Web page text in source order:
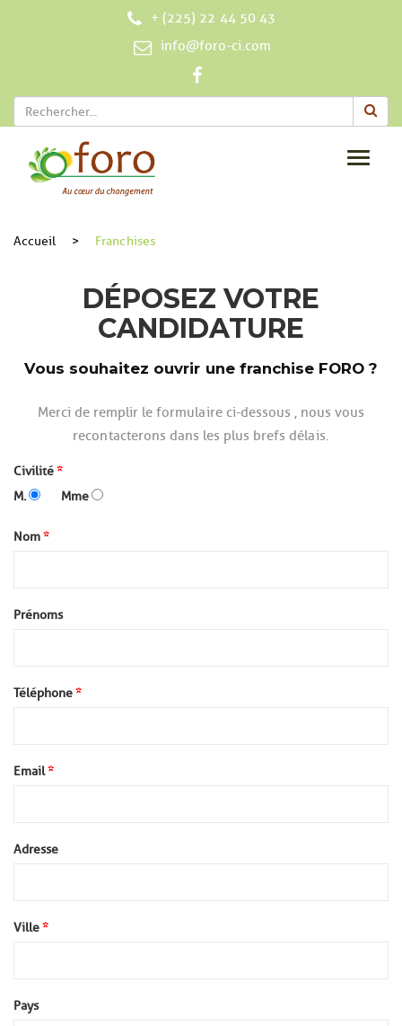
+ (225) 22 44 50 43
info@foro-ci.com
Toggle
Accueil > Franchises
DÉPOSEZ VOTRE
CANDIDATURE
Vous souhaitez ouvrir une franchise FORO ?
Merci de remplir le formulaire ci-dessous , nous vous
recontacterons dans les plus brefs délais.
Civilité*
M.
Mme
Nom*
Prénoms
Téléphone*
Email*
Adresse
Ville*
Pays